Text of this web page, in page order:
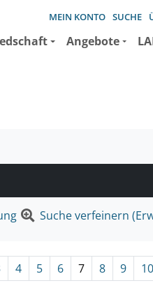
MEIN KONTO SUCHE
Angebote
Suche verfeinern
4 5 6 7 8 9